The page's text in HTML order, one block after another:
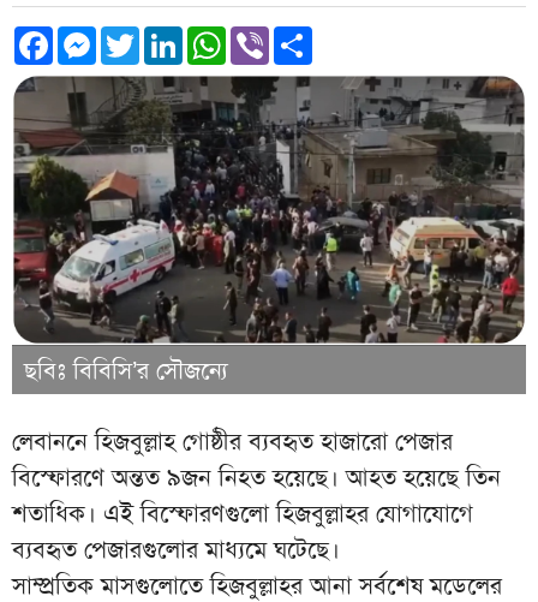
Facebook
Messenger
TwitterLinkedInWhatsApp
Viber
ছবিঃ বিবিসি’র সৌজন্যে
লেবাননে হিজবুল্লাহ গোষ্ঠীর ব্যবহৃত হাজারো পেজার
বিস্ফোরণে অন্তত ৯জন নিহত হয়েছে। আহত হয়েছে তিন
শতাধিক। এই বিস্ফোরণগুলো হিজবুল্লাহর যোগাযোগে
ব্যবহৃত পেজারগুলোর মাধ্যমে ঘটেছে।
সাম্প্রতিক মাসগুলোতে হিজবুল্লাহর আনা সর্বশেষ মডেলের